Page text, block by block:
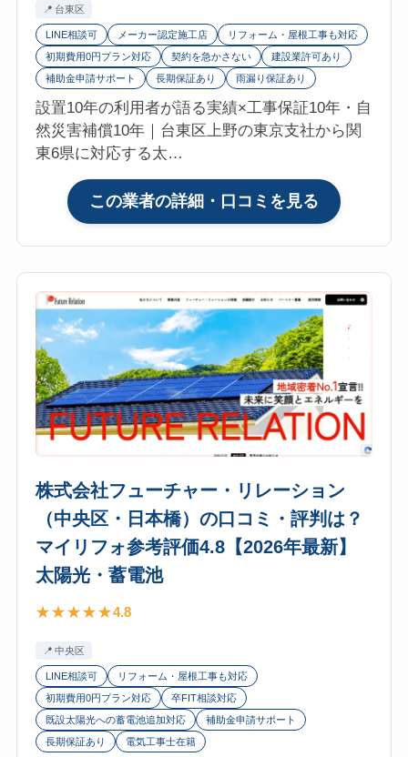
電
池
マ
イ
リ
ォ
参
評
4.8【2026
年
最
新】
太
陽
光・
蓄
電
池
台東区
LINE相談可 メーカー認定施工店
リフォーム・屋根工事も対応
初期費用0円プラン対応
契約を急かさない
建設業許可あり
補助金申請サポート
長期保証あり 雨漏り保証あり
設置10年の利用者が語る実績×工事保証10年・自
然災害補償10年｜台東区上野の東京支社から関
東6県に対応する太…
この業者の詳細・口コミを見る
株
式
会
社
フ
ォ
レ
ス
ト
ホ
サ
ー
ビ
株式会社フューチャー・リレーション
（中央区・日本橋）の口コミ・評判は？
マイリフォ参考評価4.8【2026年最新】
太陽光・蓄電池
4.8
中央区
LINE相談可
リフォーム・屋根工事も対応
初期費用0円プラン対応
卒FIT相談対応
既設太陽光への蓄電池追加対応
補助金申請サポート
長期保証あり
電気工事士在籍